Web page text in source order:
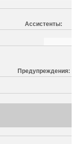
Ассистенты:
Предупреждения: